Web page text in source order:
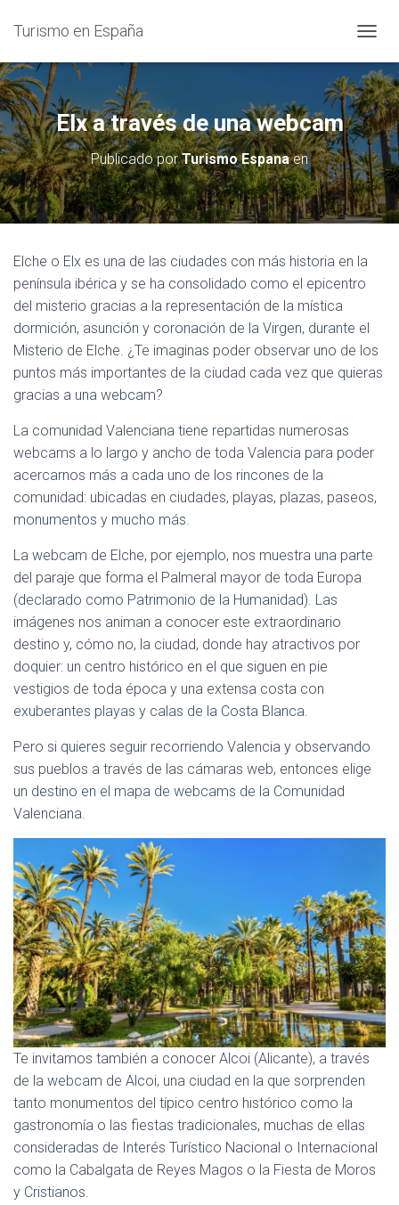
Turismo en España
A
M
B
I
A
R
M
O
D
O
N
G
A
Elx a través de una webcam
Publicado porTurismo Espanaen
Elche o Elx es una de las ciudades con más historia en la
península ibérica y se ha consolidado como el epicentro
del misterio gracias a la representación de la mística
dormición, asunción y coronación de la Virgen, durante el
Misterio de Elche. ¿Te imaginas poder observar uno de los
puntos más importantes de la ciudad cada vez que quieras
gracias a una webcam?
La comunidad Valenciana tiene repartidas numerosas
webcams a lo largo y ancho de toda Valencia para poder
acercarnos más a cada uno de los rincones de la
comunidad: ubicadas en ciudades, playas, plazas, paseos,
monumentos y mucho más.
La webcam de Elche, por ejemplo, nos muestra una parte
del paraje que forma el Palmeral mayor de toda Europa
(declarado como Patrimonio de la Humanidad). Las
imágenes nos animan a conocer este extraordinario
destino y, cómo no, la ciudad, donde hay atractivos por
doquier: un centro histórico en el que siguen en pie
vestigios de toda época y una extensa costa con
exuberantes playas y calas de la Costa Blanca.
Pero si quieres seguir recorriendo Valencia y observando
sus pueblos a través de las cámaras web, entonces elige
un destino en el mapa de webcams de la Comunidad
Valenciana.
Te invitamos también a conocer Alcoi (Alicante), a través
de la webcam de Alcoi, una ciudad en la que sorprenden
tanto monumentos del típico centro histórico como la
gastronomía o las fiestas tradicionales, muchas de ellas
consideradas de Interés Turístico Nacional o Internacional
como la Cabalgata de Reyes Magos o la Fiesta de Moros
y Cristianos.